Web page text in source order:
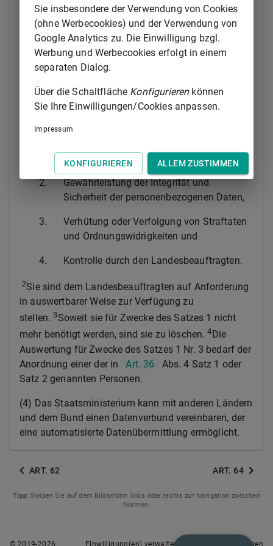
müssen die dafür maßgeblichen Gründe nennen
sowie Datum und Uhrzeit dieser Vorgänge enthalten
und, soweit möglich, die Feststellung der Identität der
abrufenden oder offenlegenden Person sowie des
Empfängers ermöglichen.
1Die nach Abs. 2 erstellten Protokolle dürfen nur
verwendet werden zur
1.
Überprüfung der Rechtmäßigkeit der
Eigenüberwachung,
2.
Gewährleistung der Integrität und
Sicherheit der personenbezogenen Daten,
3.
Verhütung oder Verfolgung von Straftaten
und Ordnungswidrigkeiten und
4. Kontrolle durch den Landesbeauftragten.
2Sie sind dem Landesbeauftragten auf Anforderung
in auswertbarer Weise zur Verfügung zu
stellen. 3Soweit sie für Zwecke des Satzes 1 nicht
mehr benötigt werden, sind sie zu löschen.4 Die
Auswertung für Zwecke des Satzes 1 Nr. 3 bedarf der
Anordnung einer der in
Art. 36
Abs. 4 Satz 1 oder
Satz 2 genannten Personen.
(4) Das Staatsministerium kann mit anderen Ländern
und dem Bund einen Datenverbund vereinbaren, der
eine automatisierte Datenübermittlung ermöglicht.
ART. 62 ART. 64
Tipp: Swipen Sie auf dem Bildschirm links oder rechts zur Navigation zwischen
Normen.
© 2019-2026 Einwilligung(en) verwalten Nutzungsbedingungen
Sie insbesondere der Verwendung von Cookies
(ohne Werbecookies) und der Verwendung von
Google Analytics zu. Die Einwilligung bzgl.
Werbung und Werbecookies erfolgt in einem
separaten Dialog.
Über die Schaltfläche Konfigurierenkönnen
Sie Ihre Einwilligungen/Cookies anpassen.
Impressum
KONFIGURIEREN ALLEM ZUSTIMMEN